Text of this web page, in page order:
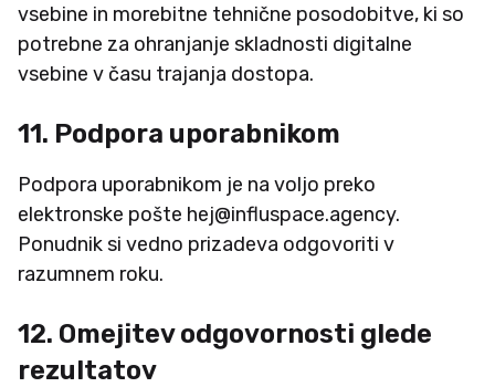
vsebine in morebitne tehnične posodobitve, ki so
potrebne za ohranjanje skladnosti digitalne
vsebine v času trajanja dostopa.
11. Podpora uporabnikom
Podpora uporabnikom je na voljo preko
elektronske pošte hej@influspace.agency.
Ponudnik si vedno prizadeva odgovoriti v
razumnem roku.
12. Omejitev odgovornosti glede
rezultatov